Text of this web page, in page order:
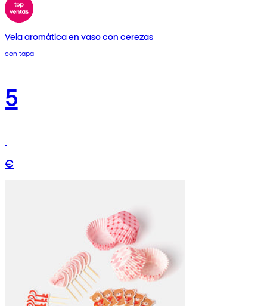
Vela aromática en vaso con cerezas
con tapa
5
€